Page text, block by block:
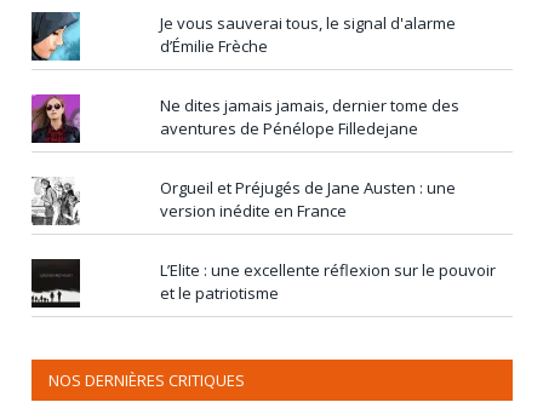
Je vous sauverai tous, le signal d'alarme
d’Émilie Frèche
Ne dites jamais jamais, dernier tome des
aventures de Pénélope Filledejane
Orgueil et Préjugés de Jane Austen : une
version inédite en France
L’Elite : une excellente réflexion sur le pouvoir
et le patriotisme
NOS DERNIÈRES CRITIQUES